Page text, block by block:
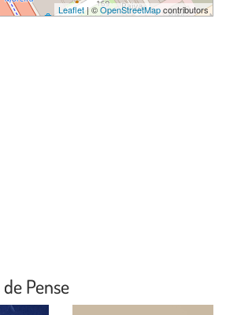
Leaflet| ©OpenStreetMapcontributors
Pense